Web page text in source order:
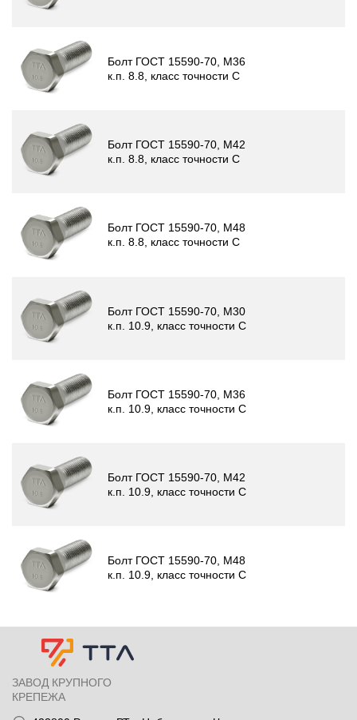
Болт ГОСТ 15590-70, М36
к.п. 8.8, класс точности C
Болт ГОСТ 15590-70, М42
к.п. 8.8, класс точности C
Болт ГОСТ 15590-70, М48
к.п. 8.8, класс точности C
Болт ГОСТ 15590-70, М30
к.п. 10.9, класс точности C
Болт ГОСТ 15590-70, М36
к.п. 10.9, класс точности C
Болт ГОСТ 15590-70, М42
к.п. 10.9, класс точности C
Болт ГОСТ 15590-70, М48
к.п. 10.9, класс точности C
ЗАВОД КРУПНОГО
КРЕПЕЖА